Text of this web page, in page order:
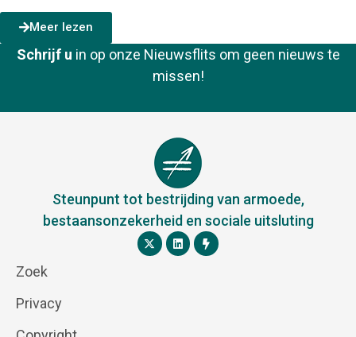
Meer lezen
Schrijf u in op onze Nieuwsflits om geen nieuws te
missen!
Steunpunt tot bestrijding van armoede,
bestaansonzekerheid en sociale uitsluting
Zoek
Privacy